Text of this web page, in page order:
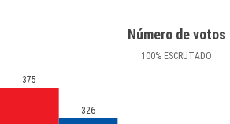
Número de votos
100% ESCRUTADO
375
326